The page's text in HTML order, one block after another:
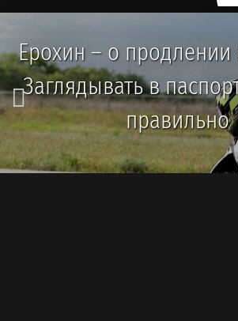
Ерохин – о продлении
Заглядывать в
правильно